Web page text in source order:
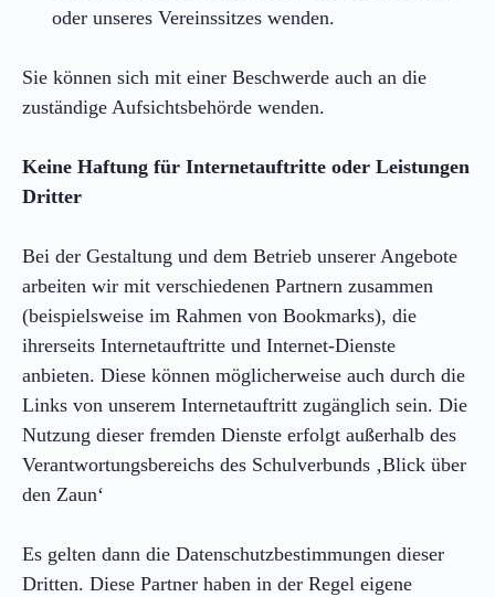
oder unseres Vereinssitzes wenden.
Sie können sich mit einer Beschwerde auch an die
zuständige Aufsichtsbehörde wenden.
Keine Haftung für Internetauftritte oder Leistungen
Dritter
Bei der Gestaltung und dem Betrieb unserer Angebote
arbeiten wir mit verschiedenen Partnern zusammen
(beispielsweise im Rahmen von Bookmarks), die
ihrerseits Internetauftritte und Internet-Dienste
anbieten. Diese können möglicherweise auch durch die
Links von unserem Internetauftritt zugänglich sein. Die
Nutzung dieser fremden Dienste erfolgt außerhalb des
Verantwortungsbereichs des Schulverbunds ‚Blick über
den Zaun‘
Es gelten dann die Datenschutzbestimmungen dieser
Dritten. Diese Partner haben in der Regel eigene